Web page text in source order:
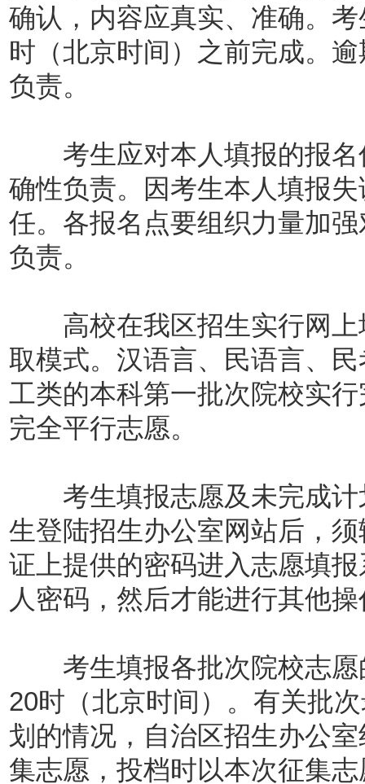
确认，内容应真实、准确。
时（北京时间）之前完成。
负责。
考生应对本人填报的报名
确性负责。因考生本人填报
任。各报名点要组织力量加
负责。
高校在我区招生实行网上
取模式。汉语言、民语言、
工类的本科第一批次院校实
完全平行志愿。
考生填报志愿及未完成计
生登陆招生办公室网站后，
证上提供的密码进入志愿填
人密码，然后才能进行其他
考生填报各批次院校志愿
20时（北京时间）。有关批
划的情况，自治区招生办公
集志愿，投档时以本次征集